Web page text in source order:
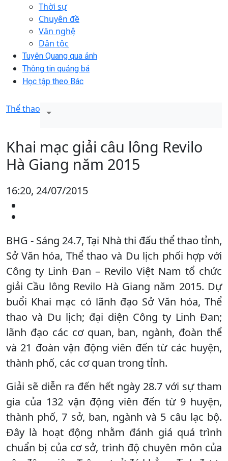
Thời sự
Chuyên đề
Văn nghệ
Dân tộc
Tuyên Quang qua ảnh
Thông tin quảng bá
Học tập theo Bác
Thể thao
Khai mạc giải câu lông Revilo
Hà Giang năm 2015
16:20, 24/07/2015
BHG - Sáng 24.7, Tại Nhà thi đấu thể thao tỉnh,
Sở Văn hóa, Thể thao và Du lịch phối hợp với
Công ty Linh Đan – Revilo Việt Nam tổ chức
giải Cầu lông Revilo Hà Giang năm 2015. Dự
buổi Khai mạc có lãnh đạo Sở Văn hóa, Thể
thao và Du lịch; đại diện Công ty Linh Đan;
lãnh đạo các cơ quan, ban, ngành, đoàn thể
và 21 đoàn vận động viên đến từ các huyện,
thành phố, các cơ quan trong tỉnh.
Giải sẽ diễn ra đến hết ngày 28.7 với sự tham
gia của 132 vận động viên đến từ 9 huyện,
thành phố, 7 sở, ban, ngành và 5 câu lạc bộ.
Đây là hoạt động nhằm đánh giá quá trình
chuẩn bị của cơ sở, trình độ chuyên môn của